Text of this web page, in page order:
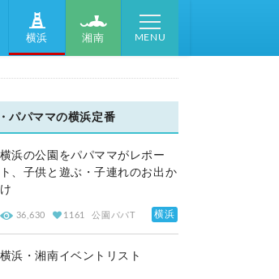
横浜 湘南 MENU
パパママの横浜定番
横浜の公園をパパママがレポー
ト、子供と遊ぶ・子連れのお出か
け
36,630 1161 公園パパT 横浜
横浜・湘南イベントリスト